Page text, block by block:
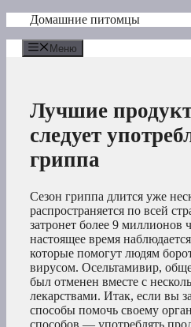
Перейти
содержимому
Домашние питомцы
Меню
Лучшие
следует
гриппа
Сезон гриппа длится уже
распространяется по всей
затронет более 9
настоящее время
которые помогут людям
вирусом. Осельтамивир,
был отменен вместе с
лекарствами. Итак, если вы
способы помочь своему